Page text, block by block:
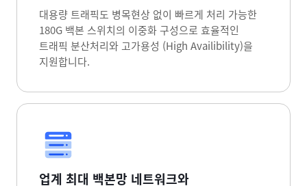
대용량 트래픽도 병목현상 없이 빠르게 처리 가능한
180G 백본 스위치의 이중화 구성으로 효율적인
트래픽 분산처리와 고가용성 (High Availibility)을
지원합니다.
업계 최대 백본망 네트워크와